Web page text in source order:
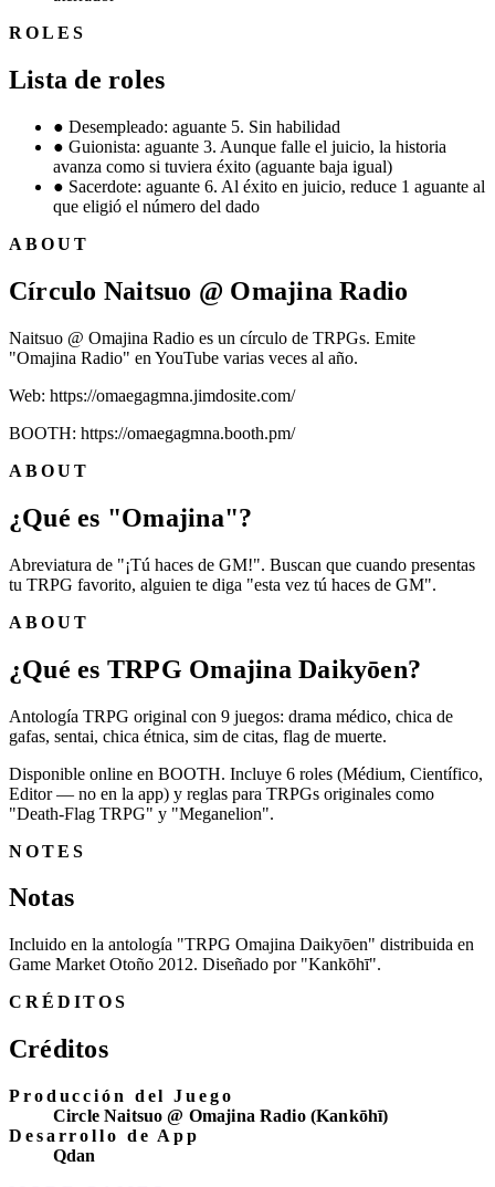
ROLES
Lista de roles
● Desempleado: aguante 5. Sin habilidad
● Guionista: aguante 3. Aunque falle el juicio, la historia
avanza como si tuviera éxito (aguante baja igual)
● Sacerdote: aguante 6. Al éxito en juicio, reduce 1 aguante al
que eligió el número del dado
ABOUT
Círculo Naitsuo @ Omajina Radio
Naitsuo @ Omajina Radio es un círculo de TRPGs. Emite
"Omajina Radio" en YouTube varias veces al año.
Web: https://omaegagmna.jimdosite.com/
BOOTH: https://omaegagmna.booth.pm/
ABOUT
¿Qué es "Omajina"?
Abreviatura de "¡Tú haces de GM!". Buscan que cuando presentas
tu TRPG favorito, alguien te diga "esta vez tú haces de GM".
ABOUT
¿Qué es TRPG Omajina Daikyōen?
Antología TRPG original con 9 juegos: drama médico, chica de
gafas, sentai, chica étnica, sim de citas, flag de muerte.
Disponible online en BOOTH. Incluye 6 roles (Médium, Científico,
Editor — no en la app) y reglas para TRPGs originales como
"Death-Flag TRPG" y "Meganelion".
NOTES
Notas
Incluido en la antología "TRPG Omajina Daikyōen" distribuida en
Game Market Otoño 2012. Diseñado por "Kankōhī".
CRÉDITOS
Créditos
Producción del Juego
Circle Naitsuo @ Omajina Radio (Kankōhī)
Desarrollo de App
Qdan